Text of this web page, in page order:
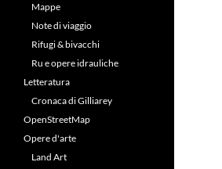
Mappe
Note di viaggio
Rifugi & bivacchi
Ru e opere idrauliche
Letteratura
Cronaca di Gilliarey
OpenStreetMap
Opere d'arte
Land Art